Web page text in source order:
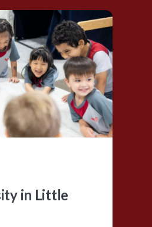
in Little